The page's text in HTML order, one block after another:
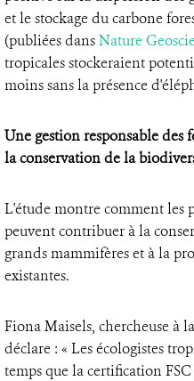
et le stockage du carbone
(publiées dansNature
tropicales stockeraient
moins sans la présence
Une gestion responsable
la conservation de la
L'étude montre comment les
peuvent contribuer à la
grands mammifères et à la
existantes.
Fiona Maisels, chercheuse à
déclare : « Les écologistes
temps que la certification